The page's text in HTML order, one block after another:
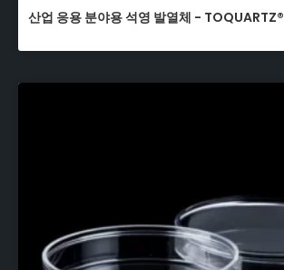
산업 응용 분야용 석영 발열체 - TOQUARTZ®